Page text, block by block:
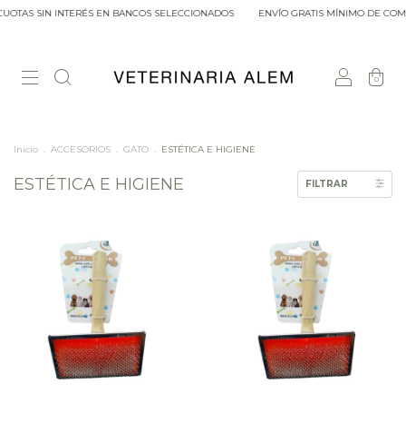
SIN INTERÉS EN BANCOS SELECCIONADOS ENVÍO GRATIS MÍNIMO DE COMPRA
0
Inicio . ACCESORIOS . GATO . ESTÉTICA E HIGIENE
ESTÉTICA E HIGIENE FILTRAR